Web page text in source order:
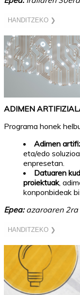
HANDITZEKO ❯
ADIMEN
Programa honek
Adimen
eta/edo
enpresetan.
Datuaren
proiektuak,
konponbideak
Epea:azaroaren
HANDITZEKO ❯